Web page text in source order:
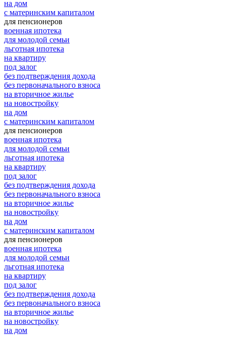
на дом
с материнским капиталом
для пенсионеров
военная ипотека
для молодой семьи
льготная ипотека
на квартиру
под залог
без подтверждения дохода
без первоначального взноса
на вторичное жилье
на новостройку
на дом
с материнским капиталом
для пенсионеров
военная ипотека
для молодой семьи
льготная ипотека
на квартиру
под залог
без подтверждения дохода
без первоначального взноса
на вторичное жилье
на новостройку
на дом
с материнским капиталом
для пенсионеров
военная ипотека
для молодой семьи
льготная ипотека
на квартиру
под залог
без подтверждения дохода
без первоначального взноса
на вторичное жилье
на новостройку
на дом